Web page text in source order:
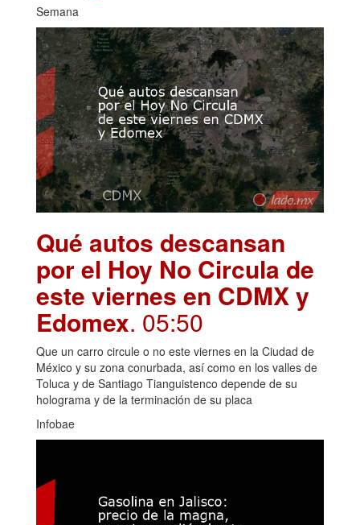
Semana
Qué autos descansan
por el Hoy No Circula de
este viernes en CDMX y
Edomex. 05:50
Que un carro circule o no este viernes en la Ciudad de
México y su zona conurbada, así como en los valles de
Toluca y de Santiago Tianguistenco depende de su
holograma y de la terminación de su placa
Infobae